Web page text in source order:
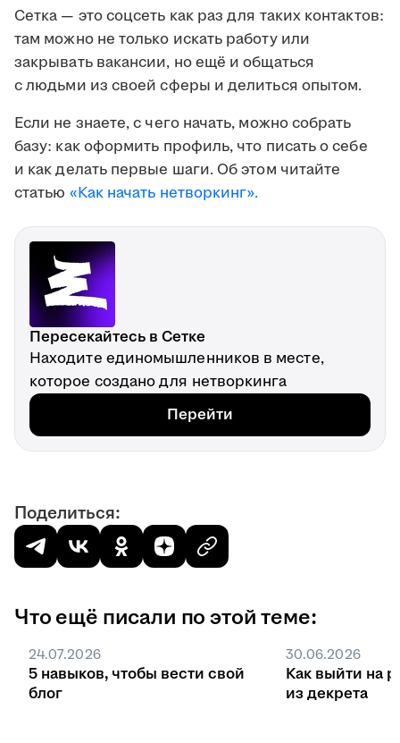
Сетка — это соцсеть как раз для таких контактов:
там можно не только искать работу или
закрывать вакансии, но ещё и общаться
с людьми из своей сферы и делиться опытом.
Если не знаете, с чего начать, можно собрать
базу: как оформить профиль, что писать о себе
и как делать первые шаги. Об этом читайте
статью «Как начать нетворкинг».
Пересекайтесь в Сетке
Находите единомышленников в месте,
которое создано для нетворкинга
Перейти
Поделиться:
Что ещё писали по этой теме:
24.07.2026
5 навыков, чтобы вести свой
блог
30.06.2026
Как выйти на
из декрета